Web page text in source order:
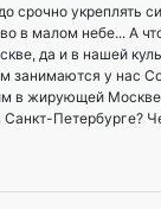
срочно
в малом небе... А
да и в нашей
занимаются у нас
в жирующей
Санкт-Петербурге?